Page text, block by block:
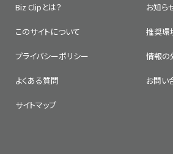
Biz Clipとは？ お知ら
このサイトについて 推奨環
プライバシーポリシー 情報の
よくある質問 お問い
サイトマップ